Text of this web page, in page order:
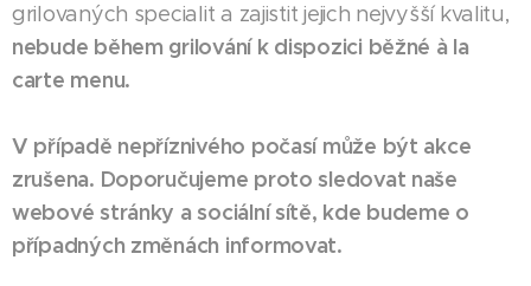
grilovaných specialit a zajistit jejich nejvyšší kvalitu,
nebude během grilování k dispozici běžné à la
carte menu.
V případě nepříznivého počasí může být akce
zrušena. Doporučujeme proto sledovat naše
webové stránky a sociální sítě, kde budeme o
případných změnách informovat.